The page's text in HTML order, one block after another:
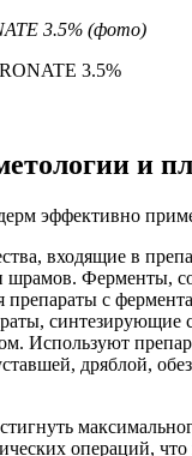
3.5% (фото)
и
эффективно
входящие в
шрамов. Ферменты,
препараты с
синтезирующие
Используют
дряблой,
операций,